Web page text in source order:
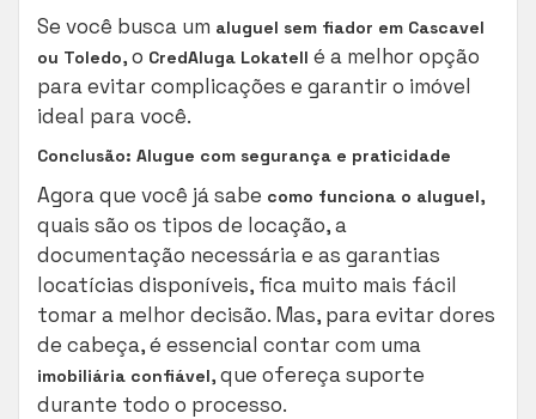
Se você busca um aluguel sem fiador em Cascavel
ou Toledo, o CredAluga Lokatell é a melhor opção
para evitar complicações e garantir o imóvel
ideal para você.
Conclusão: Alugue com segurança e praticidade
Agora que você já sabe como funciona o aluguel,
quais são os tipos de locação, a
documentação necessária e as garantias
locatícias disponíveis, fica muito mais fácil
tomar a melhor decisão. Mas, para evitar dores
de cabeça, é essencial contar com uma
imobiliária confiável, que ofereça suporte
durante todo o processo.